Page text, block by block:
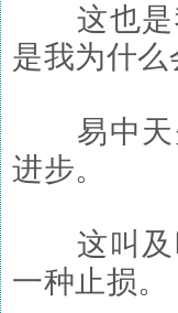
这也是我
是我为什
易中天先
进步。
这叫及时
一种止损。